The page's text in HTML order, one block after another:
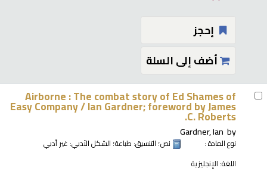
إحجز
أضف إلى السلة
Airborne : The combat story of Ed Shames of
Easy Company /Ian Gardner; foreword by James
C. Roberts.
by
Gardner, Ian
نوع المادة : نص؛ التنسيق: طباعة؛ الشكل الأدبي: غير أدبي
اللغة: الإنجليزية